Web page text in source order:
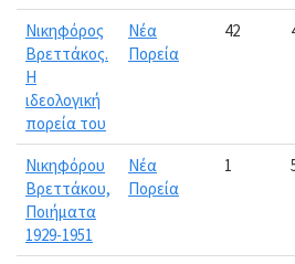
Νικηφόρος
Βρεττάκος.
Η
ιδεολογική
πορεία του
Νέα
Πορεία
42
Νικηφόρου
Βρεττάκου,
Ποιήματα
1929-1951
Νέα
Πορεία
1